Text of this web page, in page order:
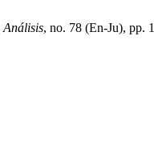
Análisis, no. 78 (En-Ju), pp.